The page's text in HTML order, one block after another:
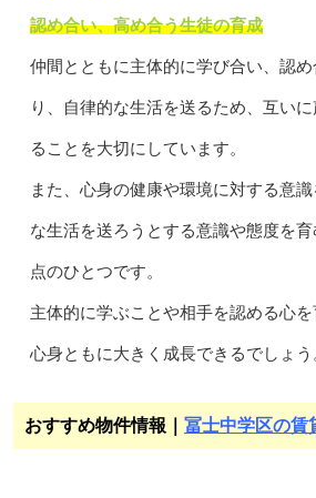
認め合い、高め合う生徒の育成
仲間とともに主体的に学び合い、認
り、自律的な生活を送るため、互い
ることを大切にしています。
また、心身の健康や環境に対する意
な生活を送ろうとする意識や態度を
点のひとつです。
主体的に学ぶことや相手を認める心を
心身ともに大きく成長できるでしょう
おすすめ物件情報｜ 冨士中学区の賃